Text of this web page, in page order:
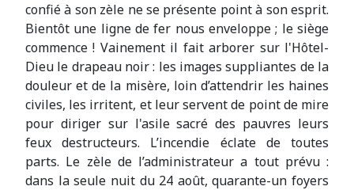
confié à son zèle ne se présente point à son esprit.
Bientôt une ligne de fer nous enveloppe ; le siège
commence ! Vainement il fait arborer sur l'Hôtel-
Dieu le drapeau noir : les images suppliantes de la
douleur et de la misère, loin d’attendrir les haines
civiles, les irritent, et leur servent de point de mire
pour diriger sur l'asile sacré des pauvres leurs
feux destructeurs. L’incendie éclate de toutes
parts. Le zèle de l’administrateur a tout prévu :
dans la seule nuit du 24 août, quarante-un foyers